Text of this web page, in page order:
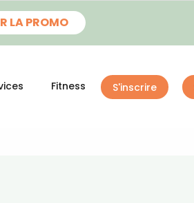
LA PROMO
Fitness S'inscrire